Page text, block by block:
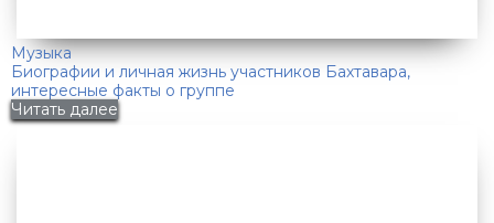
Музыка
Биографии и личная жизнь участников Бахтавара,
интересные факты о группе
Читать далее